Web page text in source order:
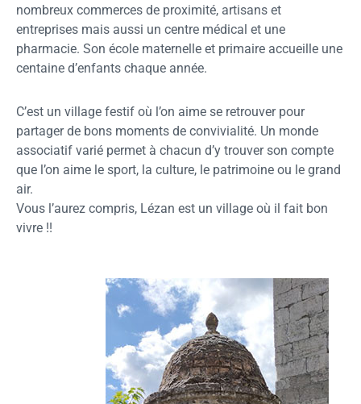
nombreux commerces de proximité, artisans et
entreprises mais aussi un centre médical et une
pharmacie. Son école maternelle et primaire accueille une
centaine d’enfants chaque année.
C’est un village festif où l’on aime se retrouver pour
partager de bons moments de convivialité. Un monde
associatif varié permet à chacun d’y trouver son compte
que l’on aime le sport, la culture, le patrimoine ou le grand
air.
Vous l’aurez compris, Lézan est un village où il fait bon
vivre !!